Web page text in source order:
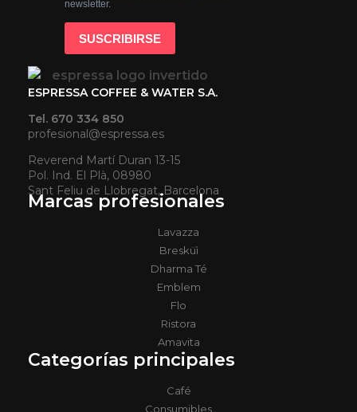
ESPRESSA COFFEE & WATER S.A.
Tel. 670 334 850
profesional@espressa.es
Reverend Martí Duran 13-15
Pol. Ind. El Plà, 08980
Sant Feliu de Llobregat, Barcelona
Marcas profesionales
Lavazza
Bresküì
Dharma Té
Emblem
Flo
Ristora
Amavita
Categorías principales
Café
Consumibles